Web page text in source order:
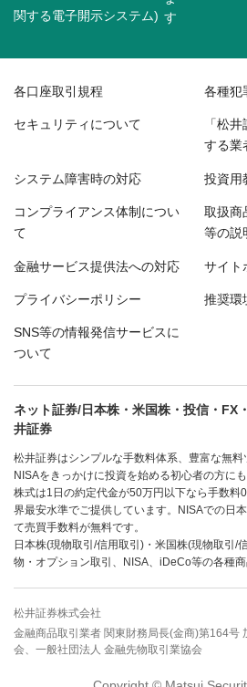
関する電子開示システム)
各口座取引規程 各種犯
セキュリティについて 「松
する業
システム障害時の対応 投資用
コンプライアンス体制につい
て
取扱商
等の説
金融サービス提供法への対応 サイト
プライバシーポリシー 推奨環
SNS等の情報発信サービスに
ついて
ネット証券/日本株・米国株・投信・FX
井証券
松井証券はシンプルな手数料体系、豊富な無
NISAをきっかけに投資を始める初心者の方に
株式は1日の約定代金が50万円以下なら手数料
界最安水準でご提供しています。NISAでの日
て売買手数料が無料です。
日本株(現物取引/信用取引)・米国株(現物取引/
物・オプション取引、NISA、iDeCo等の各種商
松井証券株式会社
金融商品取引業者 関東財務局長(金商)第164号
会、一般社団法人 金融先物取引業協会